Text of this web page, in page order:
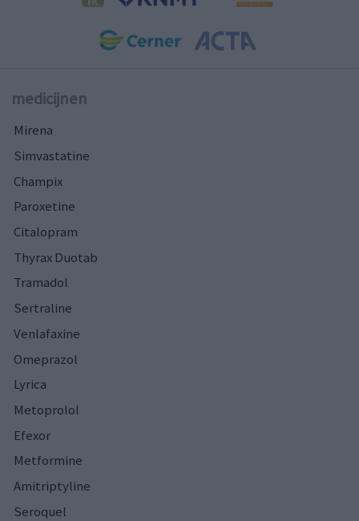
medicijnen
Mirena
Simvastatine
Champix
Paroxetine
Citalopram
Thyrax Duotab
Tramadol
Sertraline
Venlafaxine
Omeprazol
Lyrica
Metoprolol
Efexor
Metformine
Amitriptyline
Seroquel